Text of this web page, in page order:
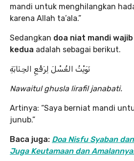
mandi untuk menghilangkan
karena Allah ta’ala.”
Sedangkan doa niat mandi
kedua adalah sebagai berikut.
نَوَيْتُ الغُسْلَ لِرَفْعِ الجِنَابَةِ
Nawaitul ghusla lirafil janabati.
Artinya: “Saya berniat mandi
junub.”
Baca juga: Doa Nisfu Syaban
Juga Keutamaan dan